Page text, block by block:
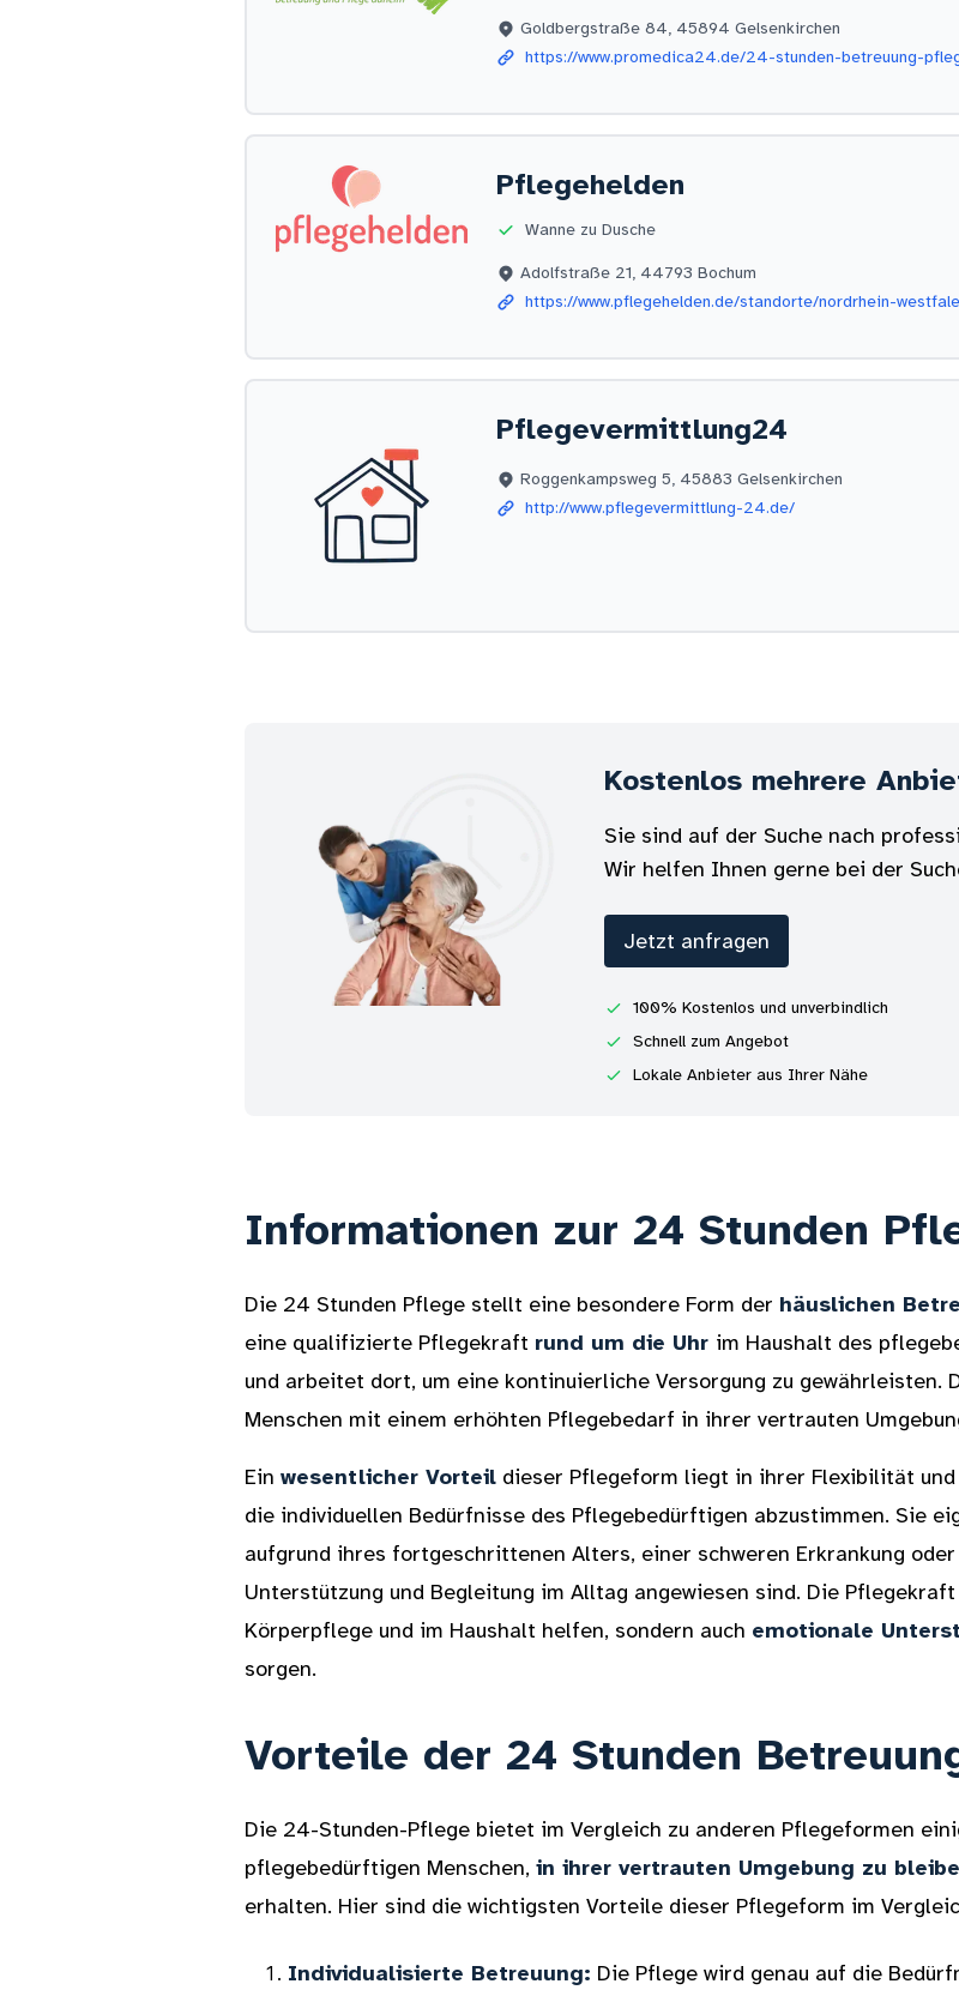
Goldbergstraße 84, 45894 Gelsenkirchen
https://www.promedica24.de/24-stunden-betreuung-
Pflegehelden
Wanne zu Dusche
Adolfstraße 21, 44793 Bochum
https://www.pflegehelden.de/standorte/nordrhein-
Pflegevermittlung24
Roggenkampsweg 5, 45883 Gelsenkirchen
http://www.pflegevermittlung-24.de/
Kostenlos mehrere
Sie sind auf der Suche nach
Wir helfen Ihnen gerne bei der
Jetzt anfragen
100% Kostenlos und unverbindlich
Schnell zum Angebot
Lokale Anbieter aus Ihrer Nähe
Informationen zur 24 Stunden
Die 24 Stunden Pflege stellt eine besondere Form der häuslichen
eine qualifizierte Pflegekraft rund um die Uhr im Haushalt des
und arbeitet dort, um eine kontinuierliche Versorgung zu gewährleisten.
Menschen mit einem erhöhten Pflegebedarf in ihrer vertrauten
Ein wesentlicher Vorteil dieser Pflegeform liegt in ihrer Flexibilität
die individuellen Bedürfnisse des Pflegebedürftigen abzustimmen. Sie
aufgrund ihres fortgeschrittenen Alters, einer schweren Erkrankung
Unterstützung und Begleitung im Alltag angewiesen sind. Die
Körperpflege und im Haushalt helfen, sondern auch emotionale
sorgen.
Vorteile der 24 Stunden
Die 24-Stunden-Pflege bietet im Vergleich zu anderen Pflegeformen
pflegebedürftigen Menschen, in ihrer vertrauten Umgebung zu
erhalten. Hier sind die wichtigsten Vorteile dieser Pflegeform im
Individualisierte Betreuung: Die Pflege wird genau auf die